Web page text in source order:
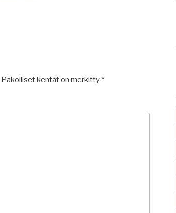
Pakolliset kentät on merkitty *